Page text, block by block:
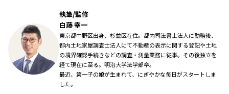
執筆/監修
白藤 幸一
東京都中野区出身、杉並区在住。都内司法書士法人に勤務後、
都内土地家屋調査士法人にて不動産の表示に関する登記や土地
の境界確認手続きなどの調査・測量業務に従事。その後独立を
経て現在に至る。明治大学法学部卒。
最近、第一子の娘が生まれて、にぎやかな毎日がスタートしま
した。